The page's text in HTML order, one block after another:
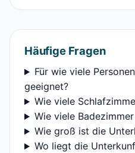
Häufige Fragen
Für wie viele
geeignet?
Wie viele
Wie viele
Wie groß ist die
Wo liegt die